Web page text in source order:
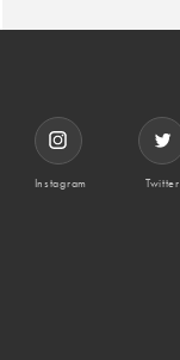
Instagram Twitter